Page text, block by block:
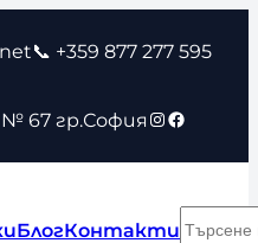
📞 +359 877 277 595
67 гр.София Instagram
Facebook
БлогКонтакти